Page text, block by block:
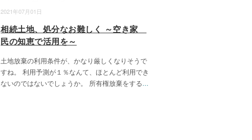
2021年07月01日
相続土地、処分なお難しく ～空き家
民の知恵で活用を～
土地放棄の利用条件が、かなり厳しくなりそうで
すね。 利用予測が１％なんて、ほとんど利用でき
ないのではないでしょうか。 所有権放棄をする...